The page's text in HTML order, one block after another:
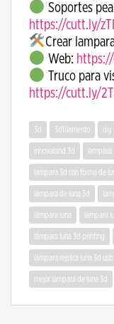
Soportes
https://cutt.ly/
Crear
Web:
Truco para
https://cutt.ly/
3d 3dfilamento diy
innovaland 3d lampara
lampara 3d con forma de
lámpara de luna 3d
lámpara luna lámpara
lámpara luna 3d printing
lámpara replica luna 3d usb
mejor lámpara de luna 3d